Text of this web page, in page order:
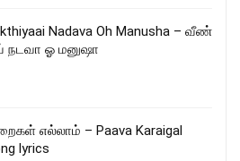
Nadava Oh Manusha – வீண்
நடவா ஓ மனுஷா
எல்லாம் – Paava Karaigal
lyrics